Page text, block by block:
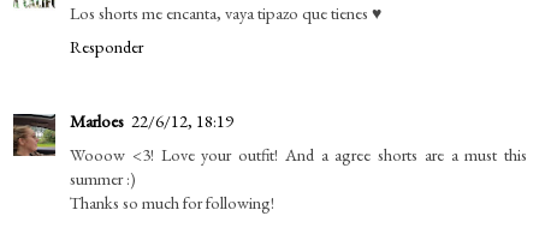
Los shorts me encanta, vaya tipazo que tienes ♥
Responder
Marloes 22/6/12, 18:19
Wooow <3! Love your outfit! And a agree shorts are a must this
summer :)
Thanks so much for following!